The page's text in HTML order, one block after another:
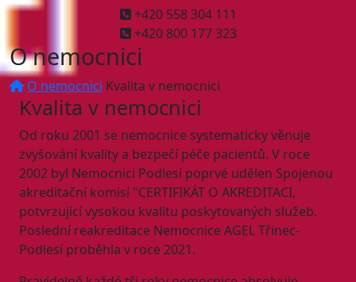
+420 558 304 111
+420 800 177 323
O nemocnici
O nemocnici Kvalita v nemocnici
Kvalita v nemocnici
Od roku 2001 se nemocnice systematicky věnuje
zvyšování kvality a bezpečí péče pacientů. V roce
2002 byl Nemocnici Podlesí poprvé udělen Spojenou
akreditační komisí "CERTIFIKÁT O AKREDITACI,
potvrzující vysokou kvalitu poskytovaných služeb.
Poslední reakreditace Nemocnice AGEL Třinec-
Podlesí proběhla v roce 2021.